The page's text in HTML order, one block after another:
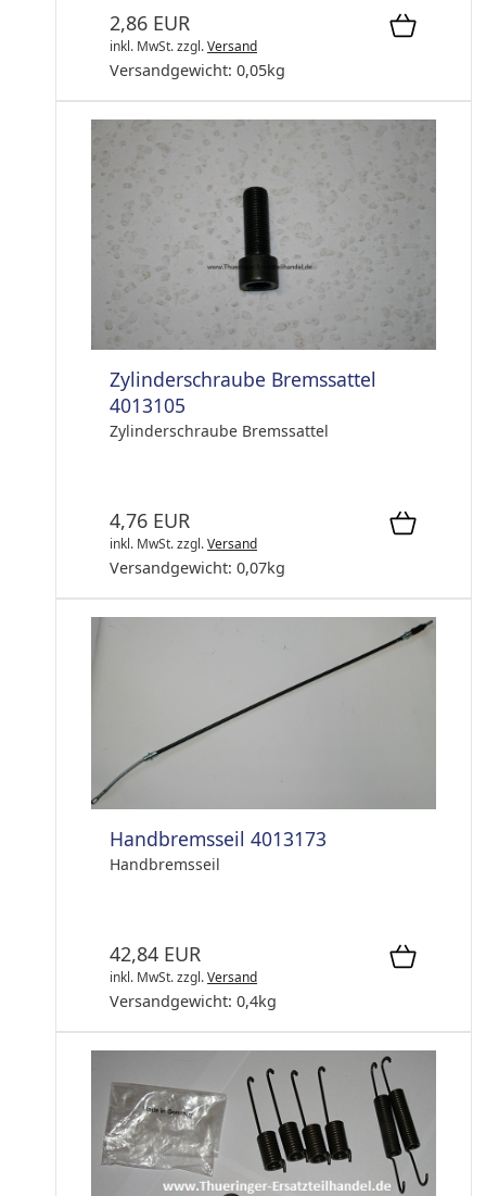
2,86 EUR
inkl. MwSt.zzgl.Versand
Versandgewicht: 0,05kg
Zylinderschraube Bremssattel
4013105
Zylinderschraube Bremssattel
4,76 EUR
inkl. MwSt.zzgl.Versand
Versandgewicht: 0,07kg
Handbremsseil 4013173
Handbremsseil
42,84 EUR
inkl. MwSt.zzgl.Versand
Versandgewicht: 0,4kg